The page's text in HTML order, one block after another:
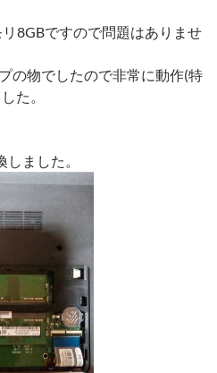
8GBですので問題はありませ
の物でしたので非常に動作(特
た。
ました。